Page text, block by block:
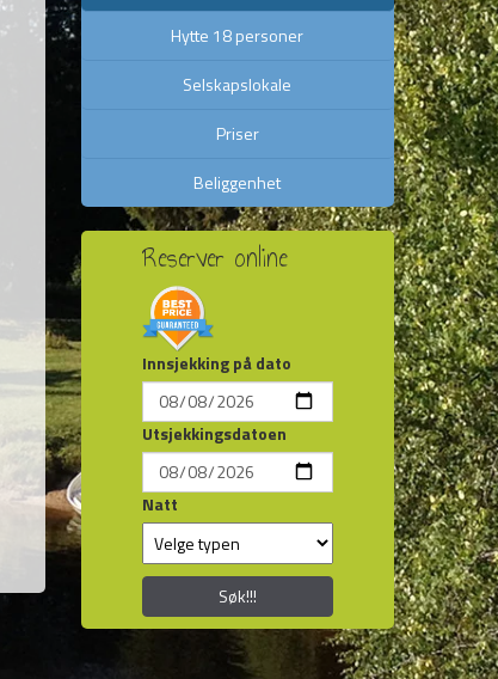
Hytte 18 personer
Selskapslokale
Priser
Beliggenhet
Reserver online
Innsjekking på dato
Utsjekkingsdatoen
Natt
Søk!!!